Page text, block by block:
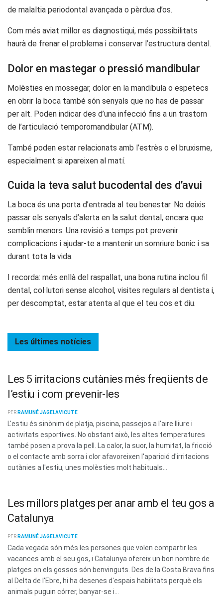
de malaltia periodontal avançada o pèrdua d’os.
Com més aviat millor es diagnostiqui, més possibilitats
haurà de frenar el problema i conservar l’estructura dental.
Dolor en mastegar o pressió mandibular
Molèsties en mossegar, dolor en la mandíbula o espetecs
en obrir la boca també són senyals que no has de passar
per alt. Poden indicar des d’una infecció fins a un trastorn
de l’articulació temporomandibular (ATM).
També poden estar relacionats amb l’estrès o el bruxisme,
especialment si apareixen al matí.
Cuida la teva salut bucodental des d’avui
La boca és una porta d’entrada al teu benestar. No deixis
passar els senyals d’alerta en la salut dental, encara que
semblin menors. Una revisió a temps pot prevenir
complicacions i ajudar-te a mantenir un somriure bonic i sa
durant tota la vida.
I recorda: més enllà del raspallat, una bona rutina inclou fil
dental, col·lutori sense alcohol, visites regulars al dentista i,
per descomptat, estar atenta al que el teu cos et diu.
Les últimes notícies
Les 5 irritacions cutànies més freqüents de
l’estiu i com prevenir-les
PER RAMUNÉ JAGELAVICUTE
L'estiu és sinònim de platja, piscina, passejos a l'aire lliure i
activitats esportives. No obstant això, les altes temperatures
també posen a prova la pell. La calor, la suor, la humitat, la fricció
o el contacte amb sorra i clor afavoreixen l'aparició d'irritacions
cutànies a l'estiu, unes molèsties molt habituals...
Les millors platges per anar amb el teu gos a
Catalunya
PER RAMUNÉ JAGELAVICUTE
Cada vegada són més les persones que volen compartir les
vacances amb el seu gos, i Catalunya ofereix un bon nombre de
platges on els gossos són benvinguts. Des de la Costa Brava fins
al Delta de l'Ebre, hi ha desenes d'espais habilitats perquè els
animals puguin córrer, banyar-se i...